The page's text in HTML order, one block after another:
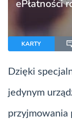
ePłatności
KARTY
Dzięki
jedynym
przyjmowania